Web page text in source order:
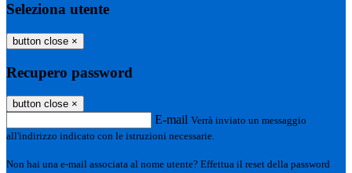
Seleziona utente
button close ×
Recupero password
button close ×
E-mail Verrà inviato un messaggio
all'indirizzo indicato con le istruzioni necessarie.
Non hai una e-mail associata al nome utente? Effettua il reset della password